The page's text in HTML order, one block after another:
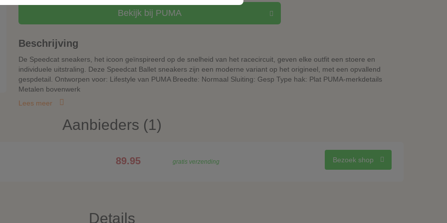
Bekijk bij PUMA
Beschrijving
De Speedcat sneakers, het icoon geïnspireerd op de snelheid van het racecircuit, geven elke outfit een stoere en
individuele uitstraling. Deze Speedcat Ballet sneakers zijn een moderne variant op het origineel, met een opvallend
gespdetail. Ontworpen voor: Lifestyle van PUMA Breedte: Normaal Sluiting: Gesp Type hak: Plat PUMA-merkdetails
Metalen bovenwerk
Lees meer
Aanbieders (1)
89.95 gratis verzending Bezoek shop
Details